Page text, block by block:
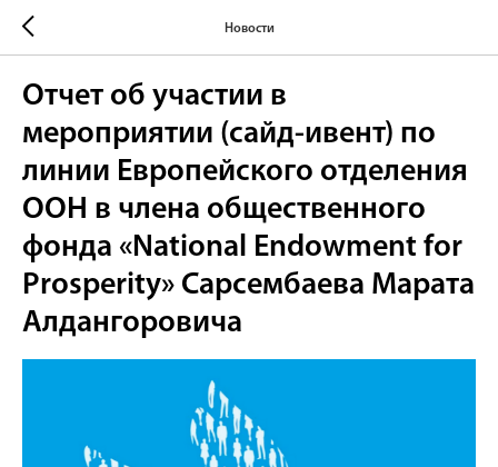
Новости
Отчет об участии в
мероприятии (сайд-ивент) по
линии Европейского отделения
ООН в члена общественного
фонда «National Endowment for
Prosperity» Сарсембаева Марата
Алдангоровича